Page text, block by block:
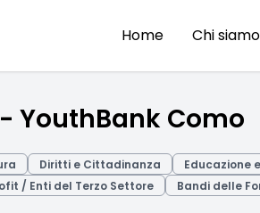
Home Chi siamo
YouthBank Como
Diritti e Cittadinanza Educazione
/ Enti del Terzo Settore Bandi delle